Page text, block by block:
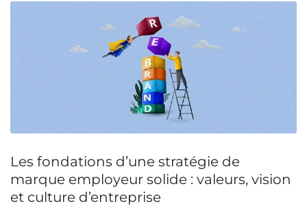
Les fondations d’une stratégie de
marque employeur solide : valeurs, vision
et culture d’entreprise